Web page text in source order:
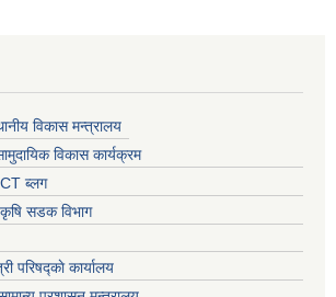
विकास मन्त्रालय
विकास कार्यक्रम
ब्लग
कृषि सडक विभाग
परिषद्काे कार्यालय